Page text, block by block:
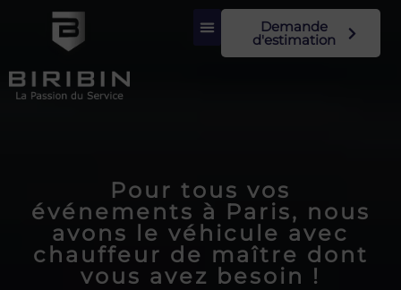
Demande
d'estimation
Pour tous vos
événements à Paris, nous
avons le véhicule avec
chauffeur de maître dont
vous avez besoin !